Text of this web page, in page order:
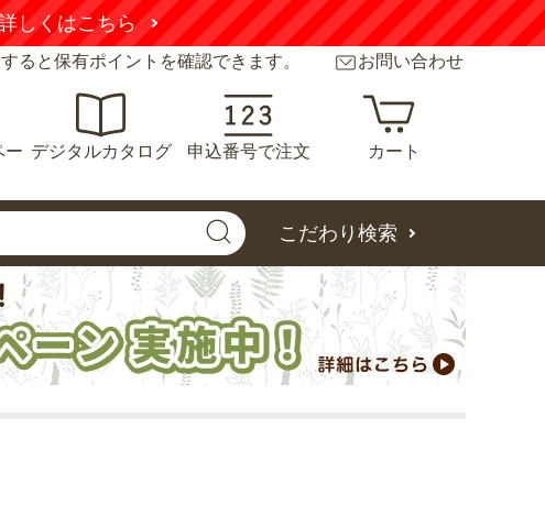
しくはこちら
ると保有ポイントを確認できます。 お問い合わせ
ー デジタルカタログ 申込番号で注文 カート
こだわり検索